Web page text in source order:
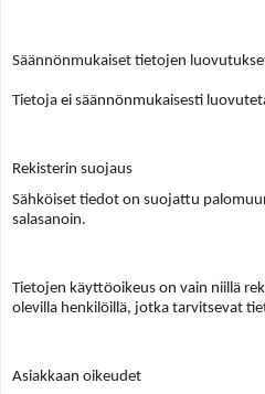
Säännönmukaiset tietojen
Tietoja ei säännönmukaisesti
Rekisterin suojaus
Sähköiset tiedot on suojattu
salasanoin.
Tietojen käyttöoikeus on vain niillä
olevilla henkilöillä, jotka tarvitsevat
Asiakkaan oikeudet